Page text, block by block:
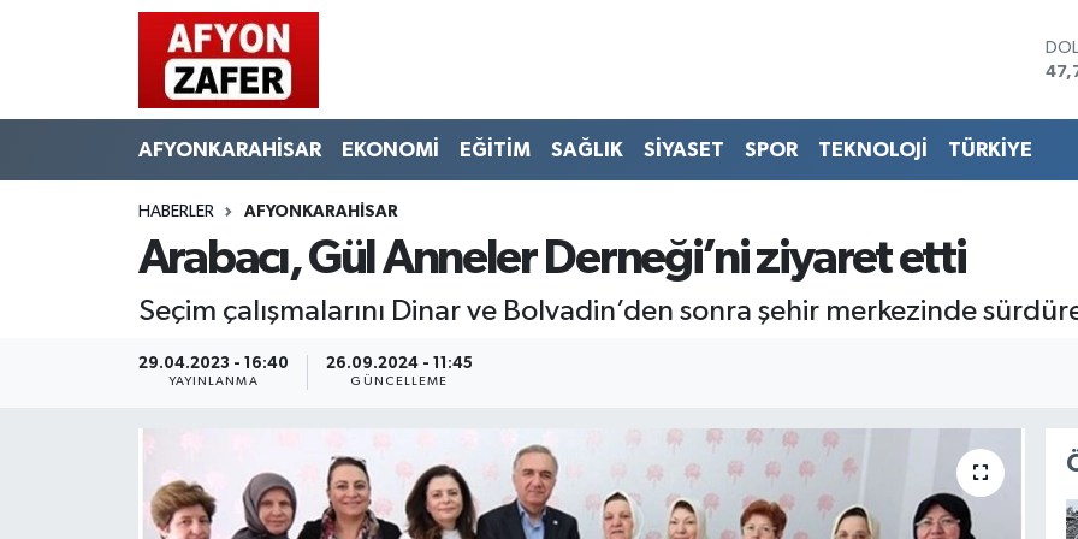
AFYONKARAHİSAR EKONOMİ EĞİTİM SAĞLIK SİYASET SPOR TEKNOLOJİ TÜRKİYE
HABERLER AFYONKARAHİSAR
Arabacı, Gül Anneler Derneği’ni ziyaret etti
Seçim çalışmalarını Dinar ve Bolvadin’den sonra şehir merkezinde
29.04.2023 - 16:40
YAYINLANMA
26.09.2024 - 11:45
GÜNCELLEME